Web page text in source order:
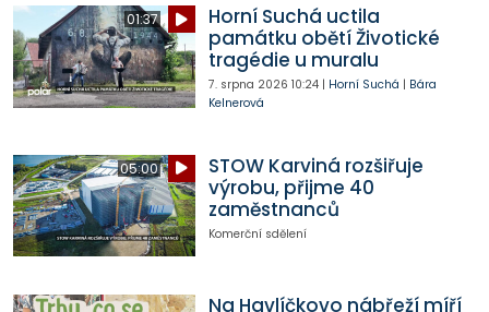
01:37
Horní Suchá uctila
památku obětí Životické
tragédie u muralu
7. srpna 2026 10:24| Horní Suchá | Bára
Kelnerová
05:00
STOW Karviná rozšiřuje
výrobu, přijme 40
zaměstnanců
Komerční sdělení
Na Havlíčkovo nábřeží míří